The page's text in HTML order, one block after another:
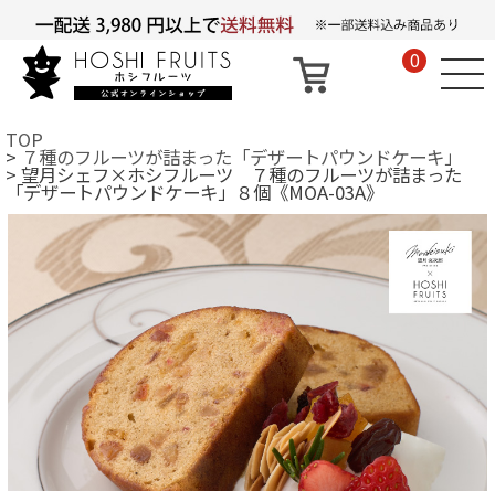
0
TOP
７種のフルーツが詰まった「デザートパウンドケーキ」
望月シェフ×ホシフルーツ ７種のフルーツが詰まった
「デザートパウンドケーキ」８個《MOA-03A》